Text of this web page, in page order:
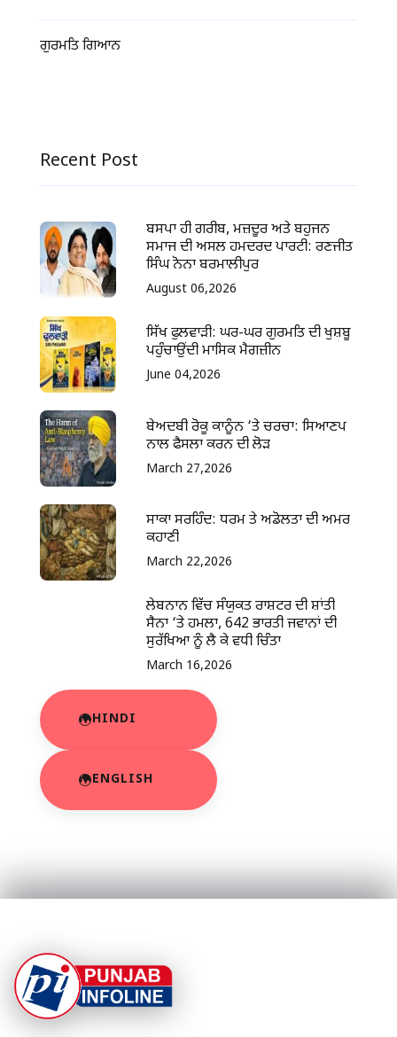
ਗੁਰਮਤਿ ਗਿਆਨ
Recent Post
ਬਸਪਾ ਹੀ ਗਰੀਬ, ਮਜ਼ਦੂਰ ਅਤੇ ਬਹੁਜਨ
ਸਮਾਜ ਦੀ ਅਸਲ ਹਮਦਰਦ ਪਾਰਟੀ: ਰਣਜੀਤ
ਸਿੰਘ ਨੋਨਾ ਬਰਮਾਲੀਪੁਰ
August 06,2026
ਸਿੱਖ ਫੁਲਵਾੜੀ: ਘਰ-ਘਰ ਗੁਰਮਤਿ ਦੀ ਖੁਸ਼ਬੂ
ਪਹੁੰਚਾਉਂਦੀ ਮਾਸਿਕ ਮੈਗਜ਼ੀਨ
June 04,2026
ਬੇਅਦਬੀ ਰੋਕੂ ਕਾਨੂੰਨ ‘ਤੇ ਚਰਚਾ: ਸਿਆਣਪ
ਨਾਲ ਫੈਸਲਾ ਕਰਨ ਦੀ ਲੋੜ
March 27,2026
ਸਾਕਾ ਸਰਹਿੰਦ: ਧਰਮ ਤੇ ਅਡੋਲਤਾ ਦੀ ਅਮਰ
ਕਹਾਣੀ
March 22,2026
ਲੇਬਨਾਨ ਵਿੱਚ ਸੰਯੁਕਤ ਰਾਸ਼ਟਰ ਦੀ ਸ਼ਾਂਤੀ
ਸੈਨਾ ‘ਤੇ ਹਮਲਾ, 642 ਭਾਰਤੀ ਜਵਾਨਾਂ ਦੀ
ਸੁਰੱਖਿਆ ਨੂੰ ਲੈ ਕੇ ਵਧੀ ਚਿੰਤਾ
March 16,2026
HINDI
ENGLISH